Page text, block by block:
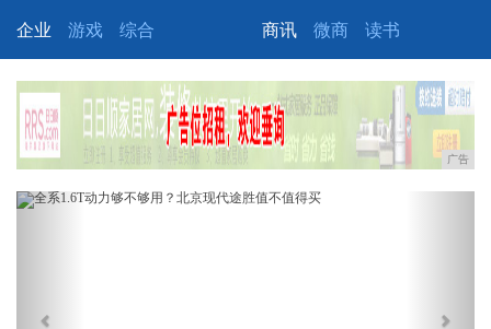
企业 游戏 综合 商讯 微商 读书
广告
Previous